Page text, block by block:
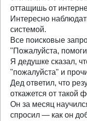
оттащишь от
Интересно
системой.
Все поисковые
"Пожалуйста,
Я дедушке сказал,
"пожалуйста" и
Дед ответил, что
откажется от такой
Он за месяц
спросил — как он